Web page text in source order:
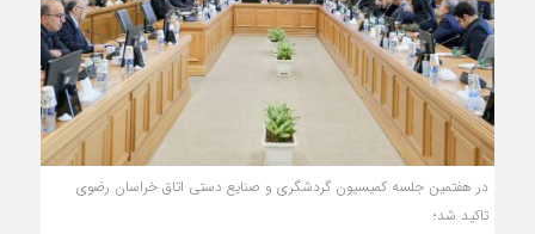
در هفتمین جلسه کمیسیون گردشگری و صنایع دستی اتاق خراسان رضوی
تاکید شد؛